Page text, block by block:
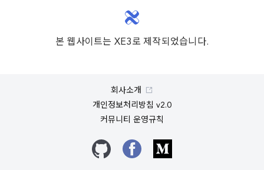
본 웹사이트는 XE3로 제작되었습니다.
회사소개
개인정보처리방침 v2.0
커뮤니티 운영규칙
깃허브 페이스북 미디엄